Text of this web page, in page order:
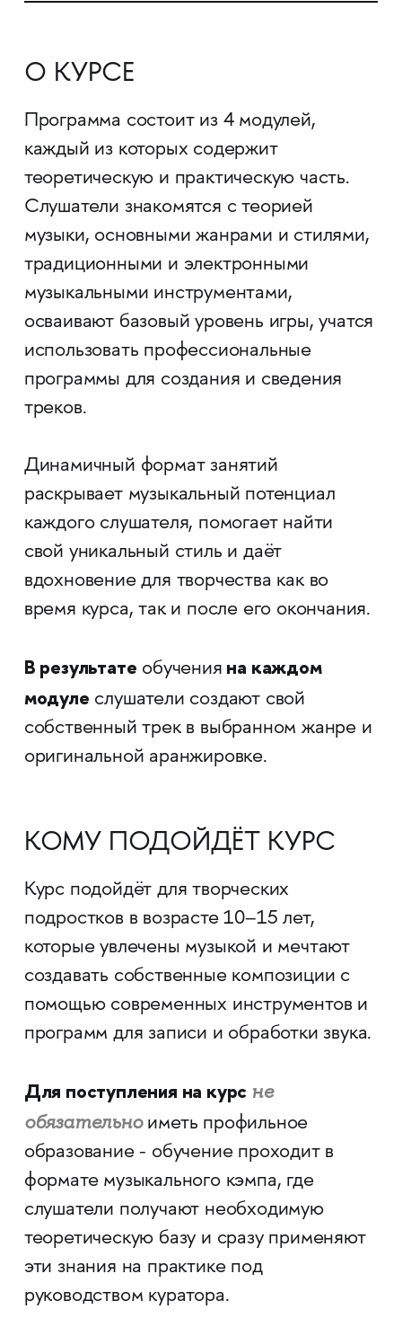
О КУРСЕ
Программа состоит из 4 модулей,
каждый из которых содержит
теоретическую и практическую часть.
Слушатели знакомятся с теорией
музыки, основными жанрами и стилями,
традиционными и электронными
музыкальными инструментами,
осваивают базовый уровень игры, учатся
использовать профессиональные
программы для создания и сведения
треков.
Динамичный формат занятий
раскрывает музыкальный потенциал
каждого слушателя, помогает найти
свой уникальный стиль и даёт
вдохновение для творчества как во
время курса, так и после его окончания.
В результате обучения на каждом
модуле слушатели создают свой
собственный трек в выбранном жанре и
оригинальной аранжировке.
КОМУ ПОДОЙДЁТ КУРС
Курс подойдёт для творческих
подростков в возрасте 10–15 лет,
которые увлечены музыкой и мечтают
создавать собственные композиции с
помощью современных инструментов и
программ для записи и обработки звука.
Для поступления на курс не
обязательноиметь профильное
образование - обучение проходит в
формате музыкального кэмпа, где
слушатели получают необходимую
теоретическую базу и сразу применяют
эти знания на практике под
руководством куратора.